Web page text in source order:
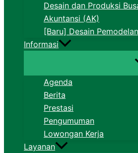
Desain dan Produksi
Akuntansi (AK)
[Baru] Desain
Informasi
Agenda
Berita
Prestasi
Pengumuman
Lowongan Kerja
Layanan